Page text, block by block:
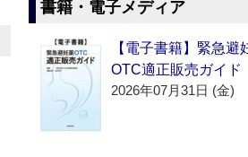
書籍・電子メディア
【電子書籍】緊急避
OTC適正販売ガイド
2026年07月31日 (金)